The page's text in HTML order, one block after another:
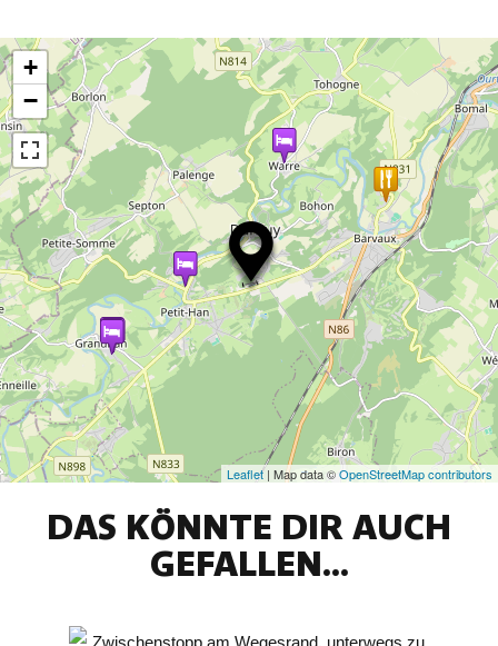
+
−
Leaflet| Map data ©OpenStreetMap contributors
DAS KÖNNTE DIR AUCH
GEFALLEN...